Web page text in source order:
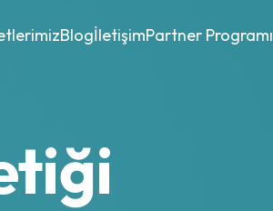
BlogİletişimPartner Programı